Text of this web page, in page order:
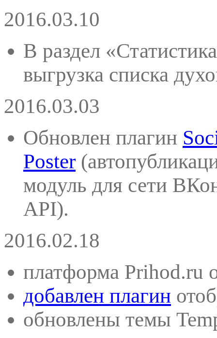
2016.03.10
В раздел
выгрузка списка
2016.03.03
Обновлен плагин
Poster
модуль для сети
API).
2016.02.18
платформа Prihod.ru
добавлен плагин
обновлены темы